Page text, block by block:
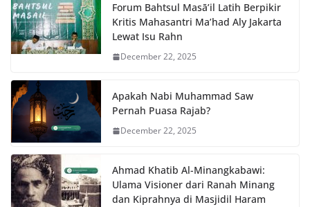
Forum Bahtsul Masā’il Latih Berpikir
Kritis Mahasantri Ma’had Aly Jakarta
Lewat Isu Rahn
December 22, 2025
Apakah Nabi Muhammad Saw
Pernah Puasa Rajab?
December 22, 2025
Ahmad Khatib Al-Minangkabawi:
Ulama Visioner dari Ranah Minang
dan Kiprahnya di Masjidil Haram